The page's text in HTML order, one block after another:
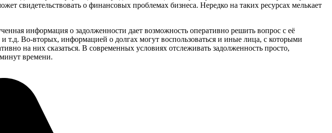
свидетельствовать о финансовых проблемах бизнеса. Нередко на таких ресурсах мелькает
информация о задолженности дает возможность оперативно решить вопрос с её
т.д. Во-вторых, информацией о долгах могут воспользоваться и иные лица, с которыми
на них сказаться. В современных условиях отслеживать задолженность просто,
времени.